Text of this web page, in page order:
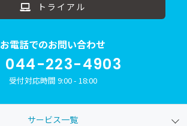
トライアル
お電話でのお問い合わせ
044-223-4903
受付対応時間 9:00 - 18:00
サービス一覧